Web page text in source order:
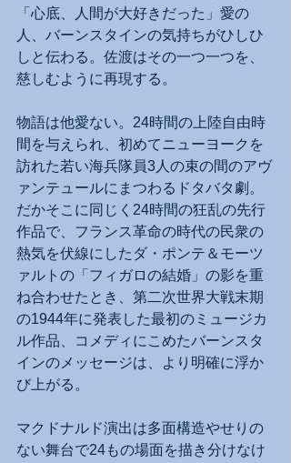
「心底、人間が大好きだった」愛の
人、バーンスタインの気持ちがひしひ
しと伝わる。佐渡はその一つ一つを、
慈しむように再現する。
物語は他愛ない。24時間の上陸自由時
間を与えられ、初めてニューヨークを
訪れた若い海兵隊員3人の束の間のアヴ
ァンテュールにまつわるドタバタ劇。
だかそこに同じく24時間の狂乱の先行
作品で、フランス革命の時代の民衆の
熱気を伏線にしたダ・ポンテ＆モーツ
ァルトの「フィガロの結婚」の影を重
ね合わせたとき、第二次世界大戦末期
の1944年に発表した最初のミュージカ
ル作品、コメディにこめたバーンスタ
インのメッセージは、より明確に浮か
び上がる。
マクドナルド演出は多面構造やせりの
ない舞台で24もの場面を描き分けなけ